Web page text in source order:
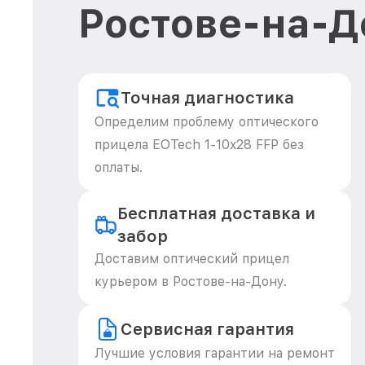
Ростове-на-
Точная диагностика
Определим проблему оптического
прицела EOTech 1-10x28 FFP без
оплаты.
Бесплатная доставка и
забор
Доставим оптический прицел
курьером в Ростове-на-Дону.
Сервисная гарантия
Лучшие условия гарантии на ремонт